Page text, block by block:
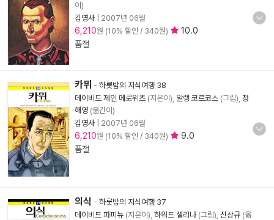
이)
김영사
2007년 06월
6,210원 (10% 할인 / 340원)
10.0
품절
카뮈 - 하룻밤의 지식여행 38
데이비드 제인 메로위츠 (지은이), 알랭 코르코스 (그림), 정
해영 (옮긴이)
김영사
2007년 06월
6,210원 (10% 할인 / 340원)
9.0
품절
의식 - 하룻밤의 지식여행 37
데이비드 파피뉴 (지은이), 하워드 셀리나(그림), 신상규 (옮